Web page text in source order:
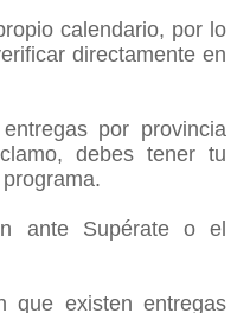
calendario, por lo
directamente en
por provincia
debes tener tu
ante Supérate o el
que existen entregas